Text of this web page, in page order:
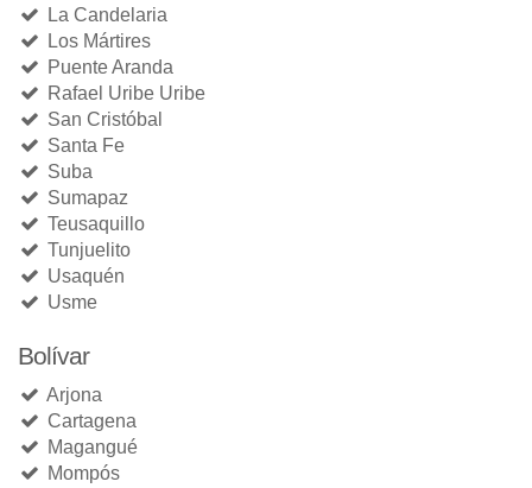
La Candelaria
Los Mártires
Puente Aranda
Rafael Uribe Uribe
San Cristóbal
Santa Fe
Suba
Sumapaz
Teusaquillo
Tunjuelito
Usaquén
Usme
Bolívar
Arjona
Cartagena
Magangué
Mompós